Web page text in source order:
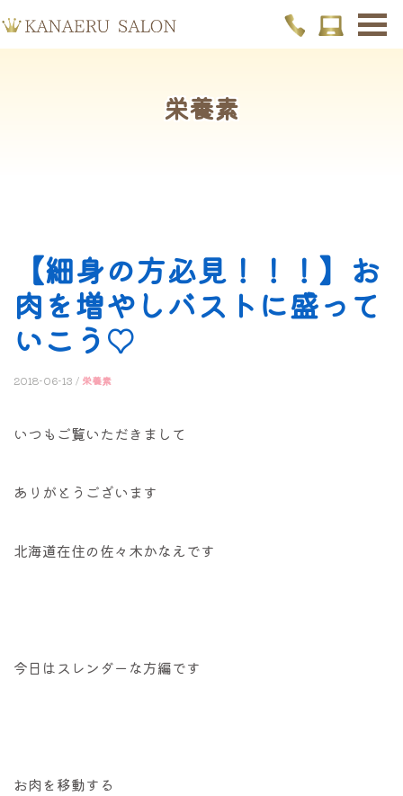
栄養素
【細身の方必見！！！】お
肉を増やしバストに盛って
いこう♡
2018-06-13 / 栄養素
いつもご覧いただきまして
ありがとうございます
北海道在住の佐々木かなえです
今日はスレンダーな方編です
お肉を移動する